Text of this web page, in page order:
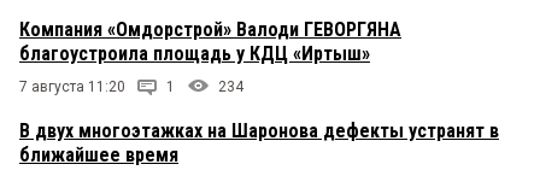
Компания «Омдорстрой» Валоди ГЕВОРГЯНА
благоустроила площадь у КДЦ «Иртыш»
7 августа 11:20 1 234
В двух многоэтажках на Шаронова дефекты устранят в
ближайшее время